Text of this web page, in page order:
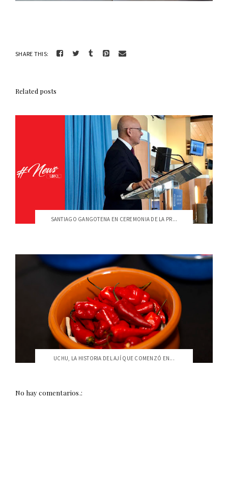
SHARE THIS:
Related posts
SANTIAGO GANGOTENA EN CEREMONIA DE LA PR...
UCHU, LA HISTORIA DEL AJÍ QUE COMENZÓ EN...
No hay comentarios.: